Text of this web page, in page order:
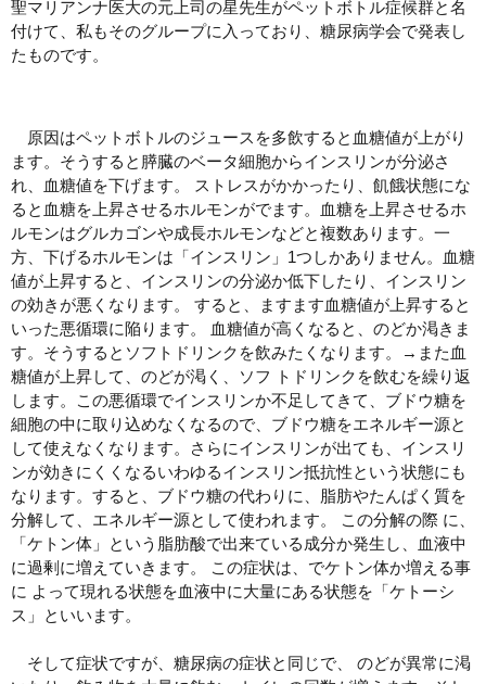
聖マリアンナ医大の元上司の星先生がペットボトル症候群と名
付けて、私もそのグループに入っており、糖尿病学会で発表し
たものです。
原因はペットボトルのジュースを多飲すると血糖値が上がり
ます。そうすると膵臓のベータ細胞からインスリンが分泌さ
れ、血糖値を下げます。 ストレスがかかったり、飢餓状態にな
ると血糖を上昇させるホルモンがでます。血糖を上昇させるホ
ルモンはグルカゴンや成長ホルモンなどと複数あります。一
方、下げるホルモンは「インスリン」1つしかありません。血糖
値が上昇すると、インスリンの分泌か低下したり、インスリン
の効きが悪くなります。 すると、ますます血糖値が上昇すると
いった悪循環に陥ります。 血糖値が高くなると、のどか渇きま
す。そうするとソフトドリンクを飲みたくなります。→また血
糖値が上昇して、のどが渇く、ソフ トドリンクを飲むを繰り返
します。この悪循環でインスリンか不足してきて、ブドウ糖を
細胞の中に取り込めなくなるので、ブドウ糖をエネルギー源と
して使えなくなります。さらにインスリンが出ても、インスリ
ンが効きにくくなるいわゆるインスリン抵抗性という状態にも
なります。すると、ブドウ糖の代わりに、脂肪やたんぱく質を
分解して、エネルギー源として使われます。 この分解の際 に、
「ケトン体」という脂肪酸で出来ている成分か発生し、血液中
に過剰に増えていきます。 この症状は、でケトン体か増える事
に よって現れる状態を血液中に大量にある状態を「ケトーシ
ス」といいます。
そして症状ですが、糖尿病の症状と同じで、 のどが異常に渇